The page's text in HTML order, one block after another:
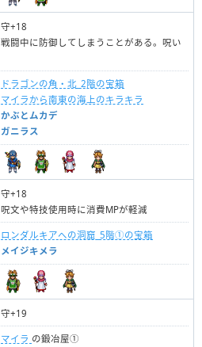
守+18
戦闘中に防御してしまうことがある。呪い
ドラゴンの角・北_2階の宝箱
マイラから南東の海上のキラキラ
かぶとムカデ
ガニラス
守+18
呪文や特技使用時に消費MPが軽減
ロンダルキアへの洞窟_5階①の宝箱
メイジキメラ
守+19
マイラ の鍛冶屋①